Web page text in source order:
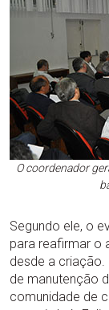
O coordenador
Segundo ele, o
para reafirmar o
desde a criação.
de manutenção
comunidade de